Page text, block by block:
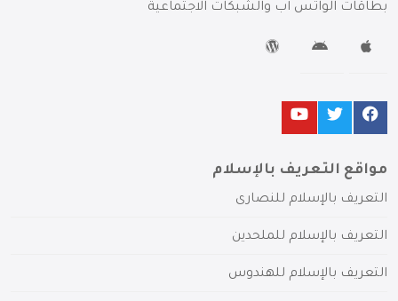
بطاقات الواتس آب والشبكات الاجتماعية
مواقع التعريف بالإسلام
التعريف بالإسلام للنصارى
التعريف بالإسلام للملحدين
التعريف بالإسلام للهندوس